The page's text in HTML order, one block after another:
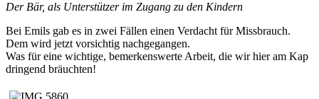
Der Bär, als Unterstützer im Zugang zu den Kindern
Bei Emils gab es in zwei Fällen einen Verdacht für Missbrauch.
Dem wird jetzt vorsichtig nachgegangen.
Was für eine wichtige, bemerkenswerte Arbeit, die wir hier am Kap
dringend bräuchten!